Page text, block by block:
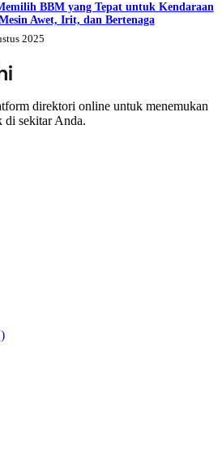
BBM yang Tepat untuk Kendaraan
Awet, Irit, dan Bertenaga
2025
direktori online untuk menemukan
di sekitar Anda.